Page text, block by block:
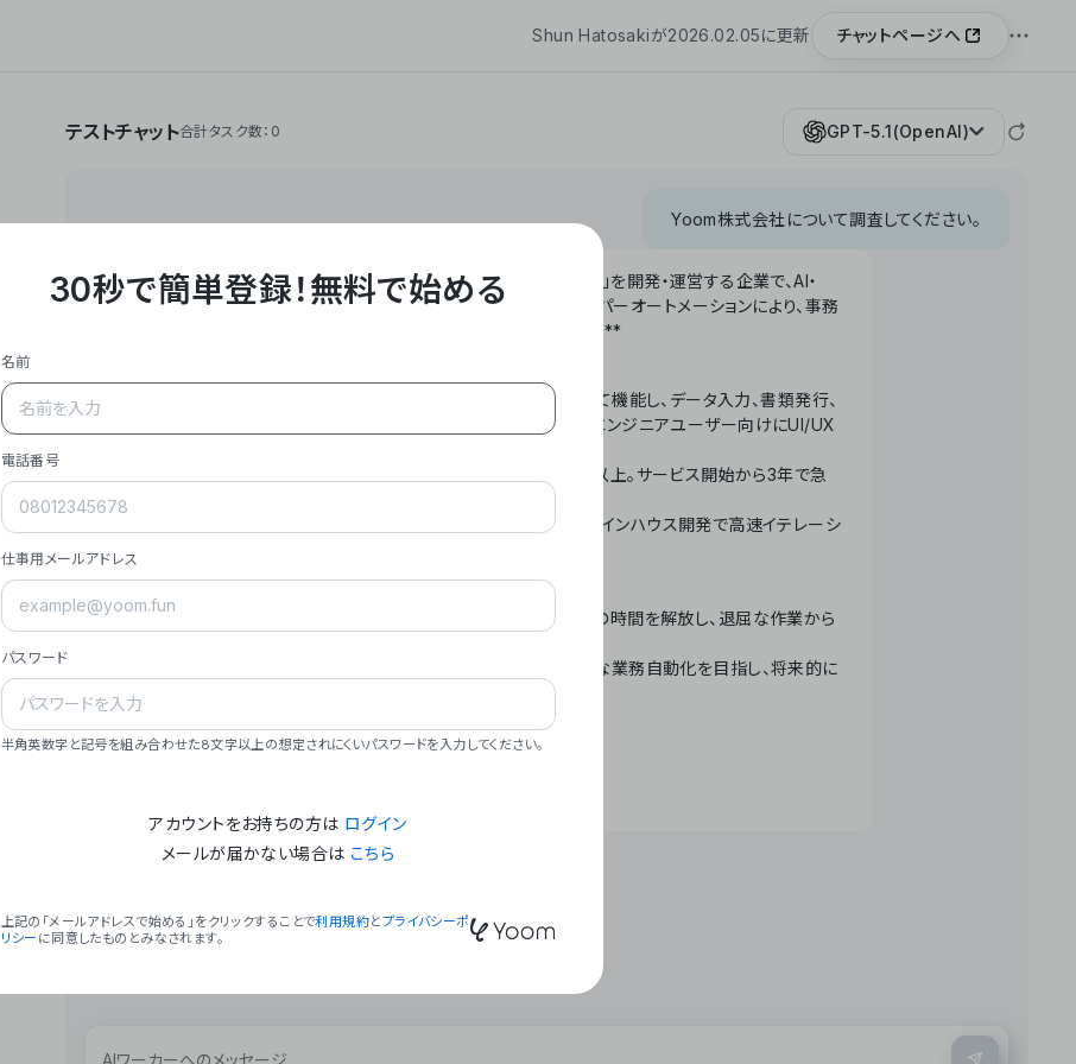
Shun Hatosakiが2026.02.05に更新 チャットページへ
テストチャット合計タスク数：0 GPT-5.1(OpenAI)
Yoom株式会社について調査してください。
**Yoom株式会社は、ビジネスオートメーションSaaS「Yoom」を開発・運営する企業で、AI・
API・RPA・OCRなどの技術をノーコードで組み合わせたハイパーオートメーションにより、事務
作業やデスクワークを自動化するサービスを提供しています。**
- **主力プロダクト「Yoom」**: SaaS連携データベースとして機能し、データ入力、書類発行、
メール対応、請求書処理、日報作成などの業務を自動化。非エンジニアユーザー向けにUI/UX
- **実績**: 国内利用社数20,000社超、直近成長率300%以上。サービス開始から3年で急
- **強み**: すべての自動化技術を1プラットフォームで完結。インハウス開発で高速イテレーシ
- **ミッション**: 「We Make Time」 – テクノロジーで人々の時間を解放し、退屈な作業から
- **ビジョン**: 「Global Business Automation」 – 世界的な業務自動化を目指し、将来的に
### 会社概要
30秒で簡単登録！無料で始める
名前
電話番号
仕事用メールアドレス
パスワード
半角英数字と記号を組み合わせた8文字以上の想定されにくいパスワードを入力してください。
アカウントをお持ちの方は ログイン
メールが届かない場合は こちら
上記の「メールアドレスで始める」をクリックすることで利用規約とプライバシーポ
リシー に同意したものとみなされます。